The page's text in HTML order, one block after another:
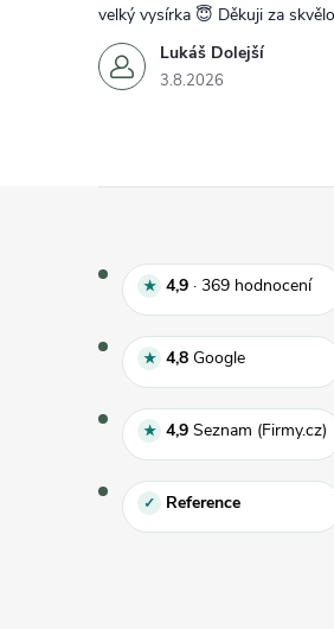
Lukáš Dolejší
3.8.2026
velký vysírka 😇 Děkuji za
★ 4,9 · 369 hodnocení
★ 4,8 GoogleHodnocení
★ 4,9 Seznam (Firmy.cz)
✓ Reference